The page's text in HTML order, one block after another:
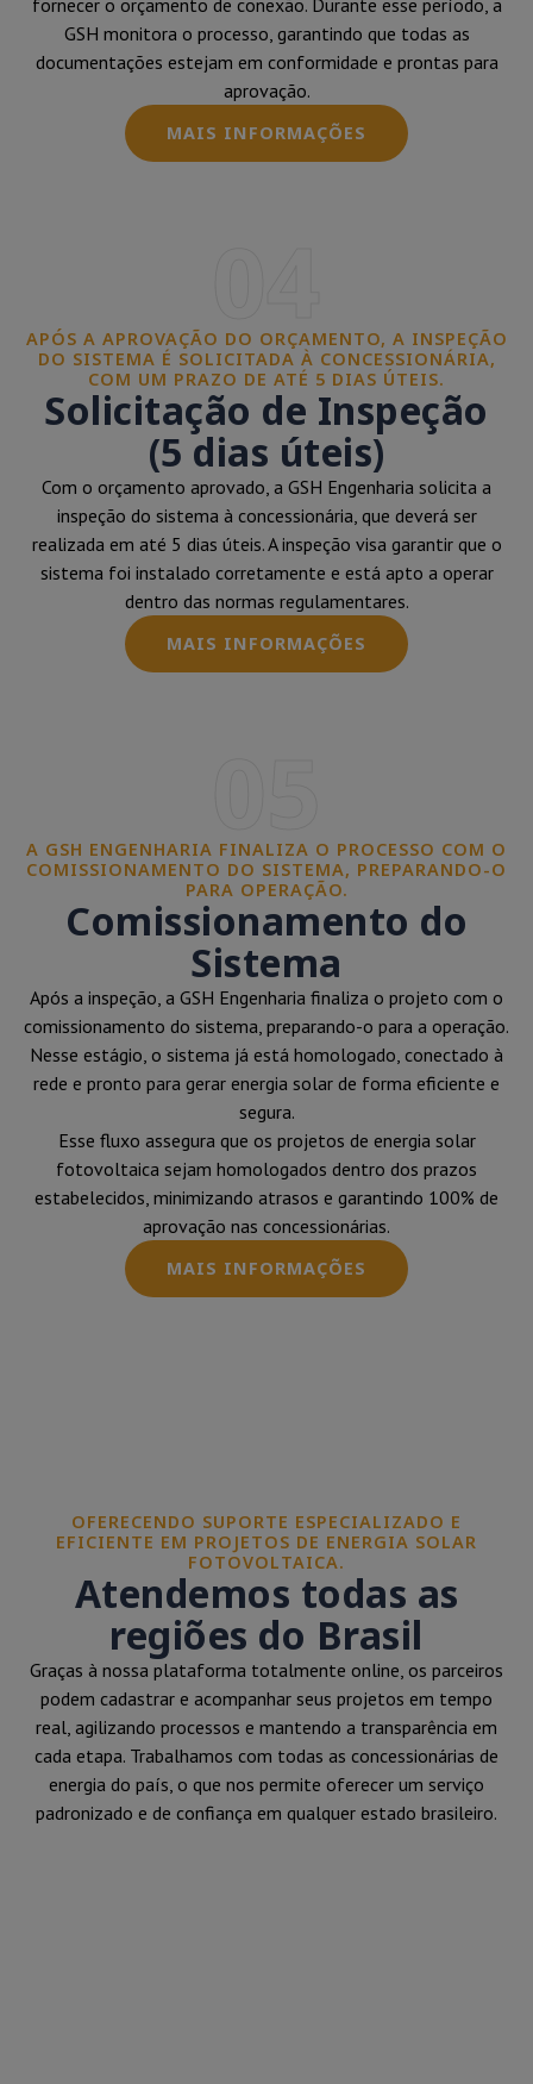
fornecer o orçamento de conexão. Durante esse período, a
GSH monitora o processo, garantindo que todas as
documentações estejam em conformidade e prontas para
aprovação.
MAIS INFORMAÇÕES
APÓS A APROVAÇÃO DO ORÇAMENTO, A INSPEÇÃO
DO SISTEMA É SOLICITADA À CONCESSIONÁRIA,
COM UM PRAZO DE ATÉ 5 DIAS ÚTEIS.
Solicitação de Inspeção
(5 dias úteis)
Com o orçamento aprovado, a GSH Engenharia solicita a
inspeção do sistema à concessionária, que deverá ser
realizada em até 5 dias úteis. A inspeção visa garantir que o
sistema foi instalado corretamente e está apto a operar
dentro das normas regulamentares.
MAIS INFORMAÇÕES
A GSH ENGENHARIA FINALIZA O PROCESSO COM O
COMISSIONAMENTO DO SISTEMA, PREPARANDO-O
PARA OPERAÇÃO.
Comissionamento do
Sistema
Após a inspeção, a GSH Engenharia finaliza o projeto com o
comissionamento do sistema, preparando-o para a operação.
Nesse estágio, o sistema já está homologado, conectado à
rede e pronto para gerar energia solar de forma eficiente e
segura.
Esse fluxo assegura que os projetos de energia solar
fotovoltaica sejam homologados dentro dos prazos
estabelecidos, minimizando atrasos e garantindo 100% de
aprovação nas concessionárias.
MAIS INFORMAÇÕES
OFERECENDO SUPORTE ESPECIALIZADO E
EFICIENTE EM PROJETOS DE ENERGIA SOLAR
FOTOVOLTAICA.
Atendemos todas as
regiões do Brasil
Graças à nossa plataforma totalmente online, os parceiros
podem cadastrar e acompanhar seus projetos em tempo
real, agilizando processos e mantendo a transparência em
cada etapa. Trabalhamos com todas as concessionárias de
energia do país, o que nos permite oferecer um serviço
padronizado e de confiança em qualquer estado brasileiro.